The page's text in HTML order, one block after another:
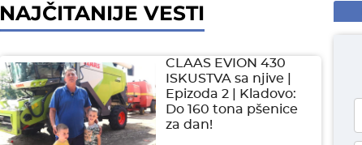
NAJČITANIJE VESTI
CLAAS EVION 430
ISKUSTVA sa njive |
Epizoda 2 | Kladovo:
Do 160 tona pšenice
za dan!